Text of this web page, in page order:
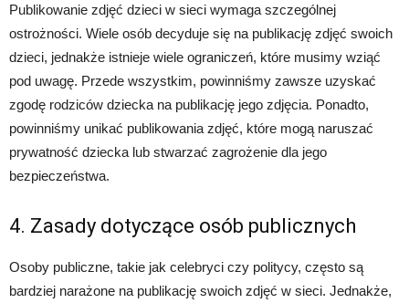
Publikowanie zdjęć dzieci w sieci wymaga szczególnej
ostrożności. Wiele osób decyduje się na publikację zdjęć swoich
dzieci, jednakże istnieje wiele ograniczeń, które musimy wziąć
pod uwagę. Przede wszystkim, powinniśmy zawsze uzyskać
zgodę rodziców dziecka na publikację jego zdjęcia. Ponadto,
powinniśmy unikać publikowania zdjęć, które mogą naruszać
prywatność dziecka lub stwarzać zagrożenie dla jego
bezpieczeństwa.
4. Zasady dotyczące osób publicznych
Osoby publiczne, takie jak celebryci czy politycy, często są
bardziej narażone na publikację swoich zdjęć w sieci. Jednakże,